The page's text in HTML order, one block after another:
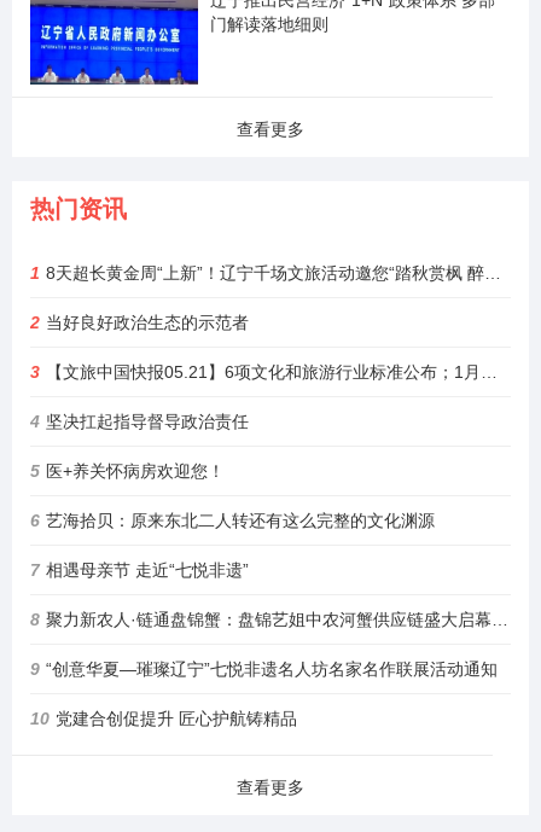
门解读落地细则
查看更多
热门资讯
1 8天超长黄金周“上新”！辽宁千场文旅活动邀您“踏秋赏枫 醉游山海”
2 当好良好政治生态的示范者
3 【文旅中国快报05.21】6项文化和旅游行业标准公布；1月至4月全国铁路开行旅游列车增23%
4 坚决扛起指导督导政治责任
5 医+养关怀病房欢迎您！
6 艺海拾贝：原来东北二人转还有这么完整的文化渊源
7 相遇母亲节 走近“七悦非遗”
8 聚力新农人·链通盘锦蟹：盘锦艺姐中农河蟹供应链盛大启幕，绘就乡村振兴新图景
9 “创意华夏—璀璨辽宁”七悦非遗名人坊名家名作联展活动通知
10 党建合创促提升 匠心护航铸精品
查看更多